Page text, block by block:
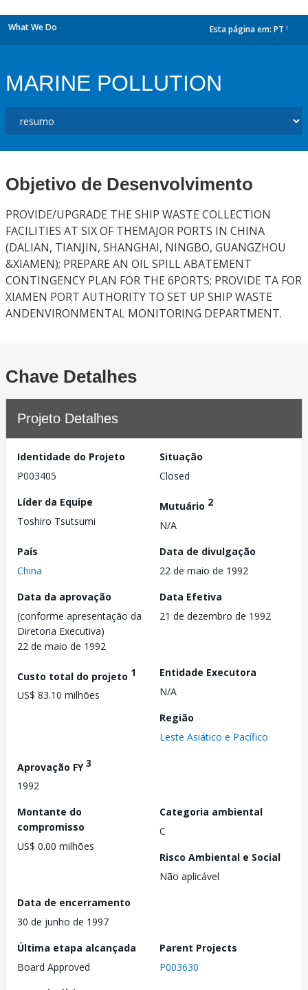
What We Do Esta página em: PT
MARINE POLLUTION
Objetivo de Desenvolvimento
PROVIDE/UPGRADE THE SHIP WASTE COLLECTION
FACILITIES AT SIX OF THEMAJOR PORTS IN CHINA
(DALIAN, TIANJIN, SHANGHAI, NINGBO, GUANGZHOU
&XIAMEN); PREPARE AN OIL SPILL ABATEMENT
CONTINGENCY PLAN FOR THE 6PORTS; PROVIDE TA FOR
XIAMEN PORT AUTHORITY TO SET UP SHIP WASTE
ANDENVIRONMENTAL MONITORING DEPARTMENT.
Chave Detalhes
Projeto Detalhes
Identidade do Projeto
P003405
Situação
Closed
Líder da Equipe
Toshiro Tsutsumi
Mutuário 2
N/A
País
China
Data de divulgação
22 de maio de 1992
Data da aprovação
(conforme apresentação da
Diretoria Executiva)
22 de maio de 1992
Data Efetiva
21 de dezembro de 1992
Custo total do projeto 1
US$ 83.10 milhões
Entidade Executora
N/A
Região
Leste Asiático e Pacífico
Aprovação FY3
1992
Montante do
compromisso
US$ 0.00 milhões
Categoria ambiental
C
Risco Ambiental e Social
Não aplicável
Data de encerramento
30 de junho de 1997
Última etapa alcançada
Board Approved
Parent Projects
P003630